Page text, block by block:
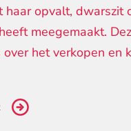
haar opvalt, dwarszit
meegemaakt.
het verkopen en